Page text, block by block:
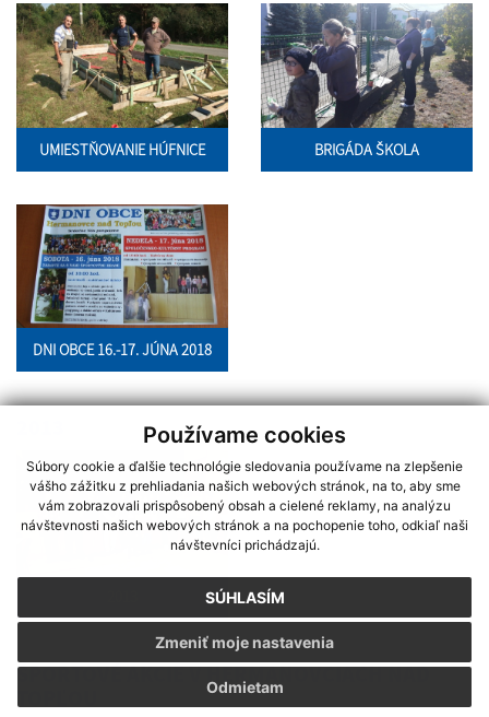
Používame cookies
Súbory cookie a ďalšie technológie sledovania používame na zlepšenie
vášho zážitku z prehliadania našich webových stránok, na to, aby sme
vám zobrazovali prispôsobený obsah a cielené reklamy, na analýzu
návštevnosti našich webových stránok a na pochopenie toho, odkiaľ naši
návštevníci prichádzajú.
SÚHLASÍM
Odmietam
Zmeniť moje nastavenia
UMIESTŇOVANIE HÚFNICE BRIGÁDA ŠKOLA
DNI OBCE 16.-17. JÚNA 2018
ŠPORTOVÉ AKCIE V HERMANOVCIACH NAD
TOPĽOU